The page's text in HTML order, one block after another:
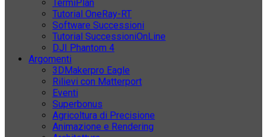
TermiPlan
Tutorial OneRay-RT
Software Successioni
Tutorial SuccessioniOnLine
DJI Phantom 4
Argomenti
3DMakerpro Eagle
Rilievi con Matterport
Eventi
Superbonus
Agricoltura di Precisione
Animazione e Rendering